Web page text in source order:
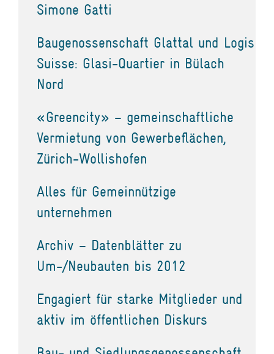
Simone Gatti
Baugenossenschaft Glattal und Logis
Suisse: Glasi-Quartier in Bülach
Nord
«Greencity» – gemeinschaftliche
Vermietung von Gewerbeflächen,
Zürich-Wollishofen
Alles für Gemeinnützige
unternehmen
Archiv – Datenblätter zu
Um-/Neubauten bis 2012
Engagiert für starke Mitglieder und
aktiv im öffentlichen Diskurs